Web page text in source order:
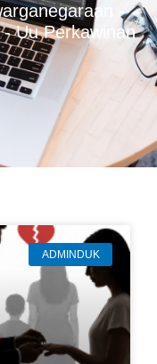
-
Uu Perkawinan
ADMINDUK